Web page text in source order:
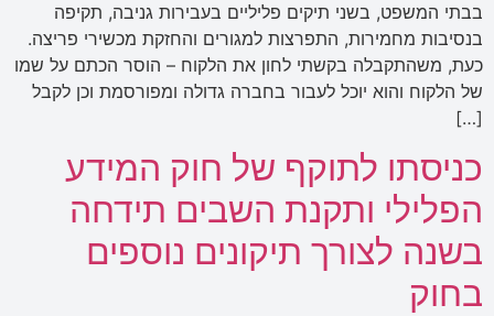
בבתי המשפט, בשני תיקים פליליים בעבירות גניבה, תקיפה
בנסיבות מחמירות, התפרצות למגורים והחזקת מכשירי פריצה.
כעת, משהתקבלה בקשתי לחון את הלקוח – הוסר הכתם על שמו
של הלקוח והוא יוכל לעבור בחברה גדולה ומפורסמת וכן לקבל
[…]
כניסתו לתוקף של חוק המידע
הפלילי ותקנת השבים תידחה
בשנה לצורך תיקונים נוספים
בחוק